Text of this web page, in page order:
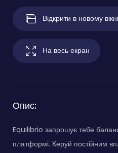
Відкрити в новому вікні
На весь екран
Опис:
Equilibrio запрошує тебе
платформі. Керуй постійним